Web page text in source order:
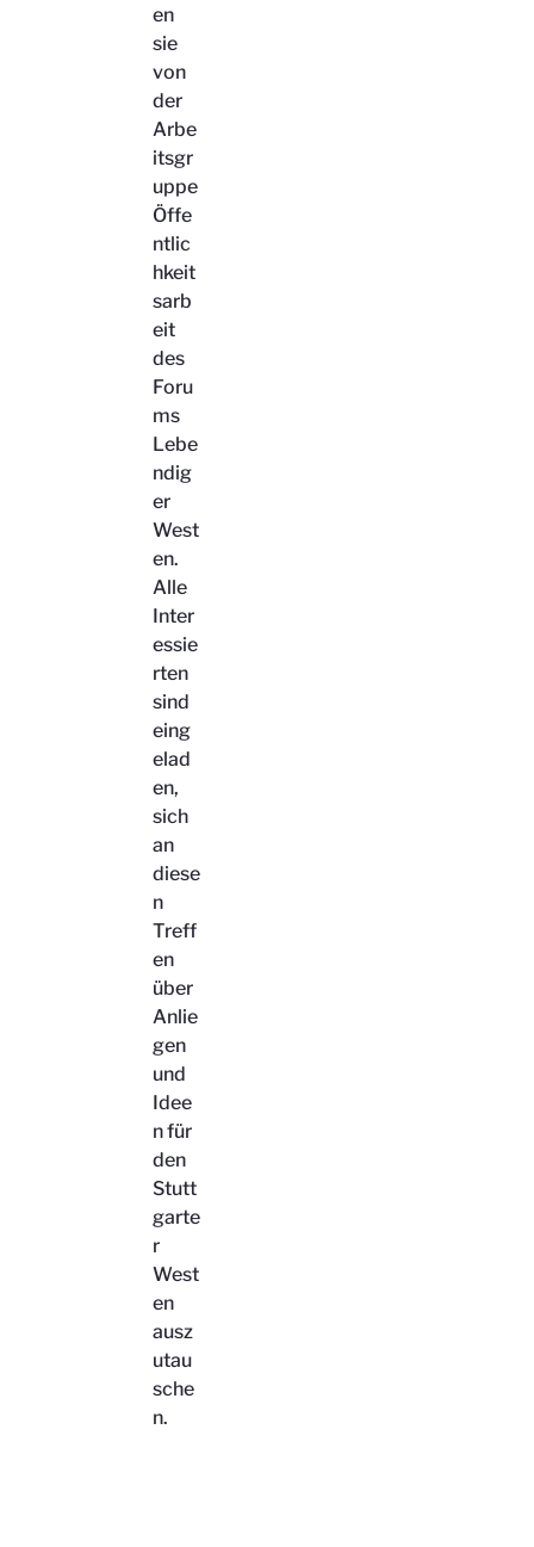
en
sie
von
der
Arbe
itsgr
uppe
Öffe
ntlic
hkeit
sarb
eit
des
Foru
ms
Lebe
ndig
er
West
en.
Alle
Inter
essie
rten
sind
eing
elad
en,
sich
an
diese
n
Treff
en
über
Anlie
gen
und
Idee
n für
den
Stutt
garte
r
West
en
ausz
utau
sche
n.